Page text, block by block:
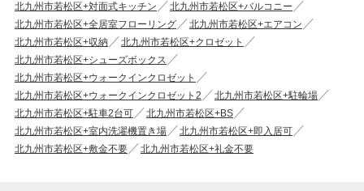
北九州市若松区+対面式キッチン
北九州市若松区+バルコニー
北九州市若松区+全居室フローリング
北九州市若松区+エアコン
北九州市若松区+収納
北九州市若松区+クロゼット
北九州市若松区+シューズボックス
北九州市若松区+ウォークインクロゼット
北九州市若松区+ウォークインクロゼット2
北九州市若松区+駐輪場
北九州市若松区+駐車2台可
北九州市若松区+BS
北九州市若松区+室内洗濯機置き場
北九州市若松区+即入居可
北九州市若松区+敷金不要
北九州市若松区+礼金不要